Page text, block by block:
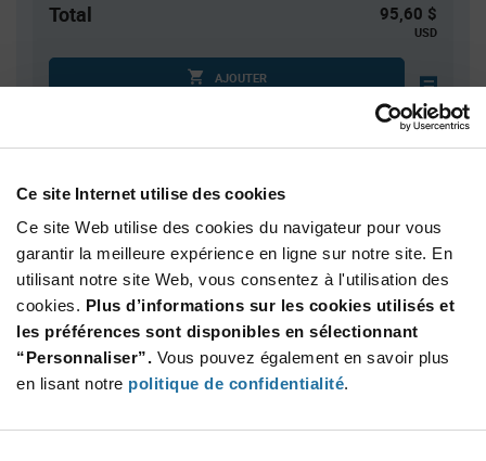
Ce site Internet utilise des cookies
Ce site Web utilise des cookies du navigateur pour vous
garantir la meilleure expérience en ligne sur notre site. En
utilisant notre site Web, vous consentez à l'utilisation des
cookies. Plus d’informations sur les cookies utilisés et
les préférences sont disponibles en sélectionnant
“Personnaliser”. Vous pouvez également en savoir plus
en lisant notre politique de confidentialité.
Total 95,60 $
USD
AJOUTER
50
100
$9.38
200+
$9.29
Information